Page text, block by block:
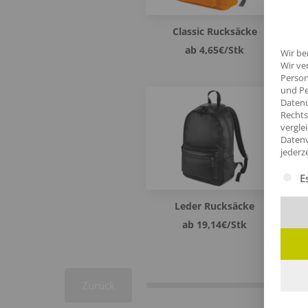
Classic Rucksäcke
ab 4,65€/Stk
Leder Rucksäcke
ab 19,14€/Stk
Wir
Wir
und
Es